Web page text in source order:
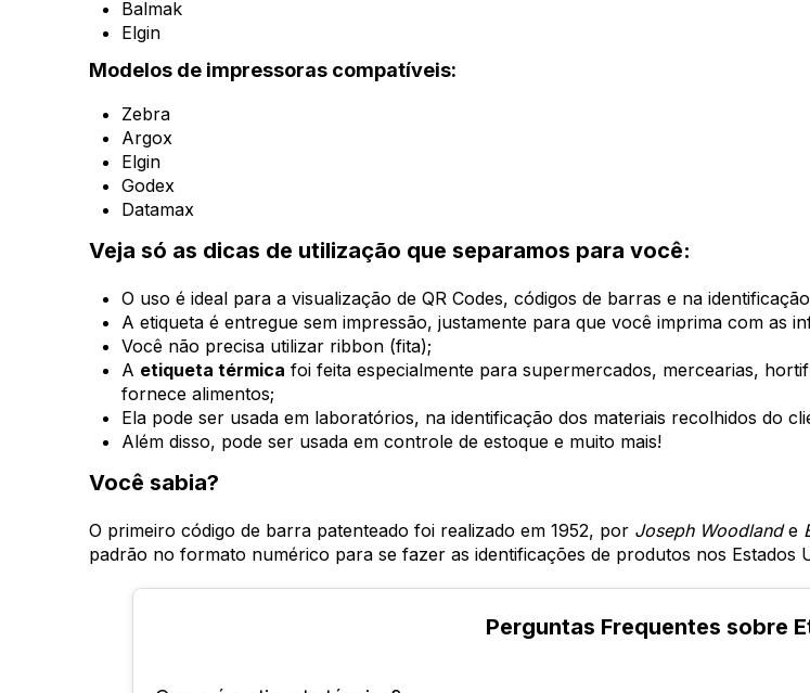
Balmak
Elgin
Modelos de impressoras compatíveis:
Zebra
Argox
Elgin
Godex
Datamax
Veja só as dicas de utilização que separamos para você:
O uso é ideal para a visualização de QR Codes, códigos de barras e na
A etiqueta é entregue sem impressão, justamente para que você imprima com as
Você não precisa utilizar ribbon (fita);
A etiqueta térmica foi feita especialmente para supermercados, mercearias,
fornece alimentos;
Ela pode ser usada em laboratórios, na identificação dos materiais recolhidos do
Além disso, pode ser usada em controle de estoque e muito mais!
Você sabia?
O primeiro código de barra patenteado foi realizado em 1952, por Joseph Woodlande
padrão no formato numérico para se fazer as identificações de produtos nos Estados
Perguntas Frequentes sobre